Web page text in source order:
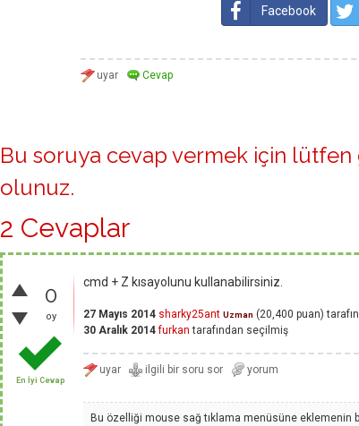
Facebook
Bu soruya cevap vermek için lütfen
olunuz.
2 Cevaplar
0
oy
En İyi Cevap
cmd + Z kısayolunu kullanabilirsiniz.
27 Mayıs 2014 sharky25ant Uzman (20,400 puan)
30 Aralık 2014 furkan tarafından seçilmiş
Bu özelliği mouse sağ tıklama menüsüne eklemenin